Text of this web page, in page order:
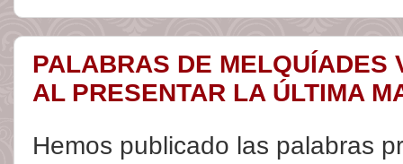
PALABRAS DE MELQUÍADES
AL PRESENTAR LA ÚLTIMA
Hemos publicado las palabras